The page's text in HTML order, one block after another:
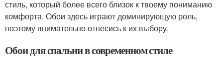
стиль, который более всего близок к твоему пониманию
комфорта. Обои здесь играют доминирующую роль,
поэтому внимательно отнесись к их выбору.
Обои для спальни в современном стиле